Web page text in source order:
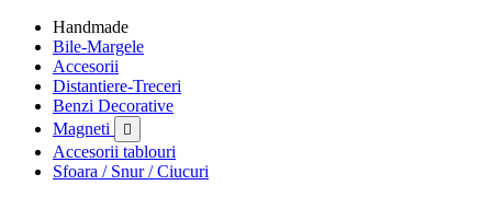
Handmade
Bile-Margele
Accesorii
Distantiere-Treceri
Benzi Decorative
Magneti

Accesorii tablouri
Sfoara / Snur / Ciucuri